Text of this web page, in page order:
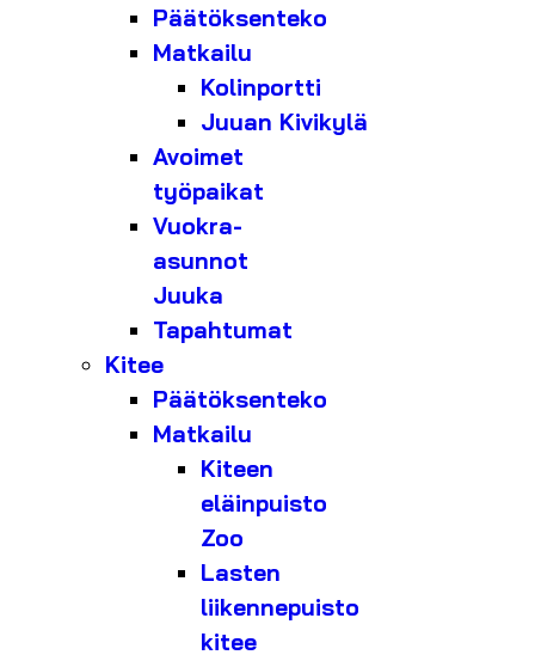
Päätöksenteko
Matkailu
Kolinportti
Juuan Kivikylä
Avoimet
työpaikat
Vuokra-
asunnot
Juuka
Tapahtumat
Kitee
Päätöksenteko
Matkailu
Kiteen
eläinpuisto
Zoo
Lasten
liikennepuisto
kitee